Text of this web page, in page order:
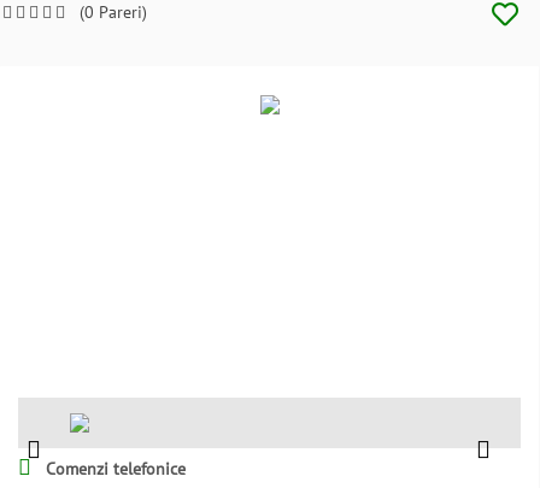
(0 Pareri)
Comenzi telefonice